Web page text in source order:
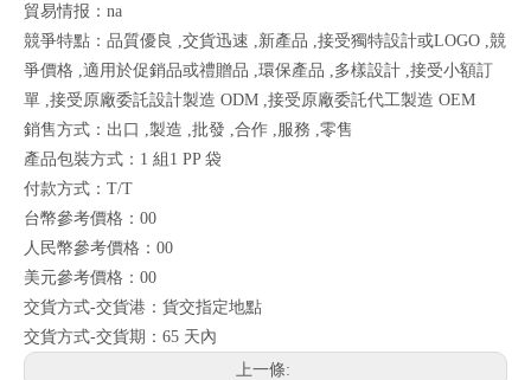
貿易情报：na
競爭特點：品質優良 ,交貨迅速 ,新產品 ,接受獨特設計或LOGO ,競
爭價格 ,適用於促銷品或禮贈品 ,環保產品 ,多樣設計 ,接受小額訂
單 ,接受原廠委託設計製造 ODM ,接受原廠委託代工製造 OEM
銷售方式：出口 ,製造 ,批發 ,合作 ,服務 ,零售
產品包裝方式：1 組1 PP 袋
付款方式：T/T
台幣參考價格：00
人民幣參考價格：00
美元參考價格：00
交貨方式-交貨港：貨交指定地點
交貨方式-交貨期：65 天內
上一條: